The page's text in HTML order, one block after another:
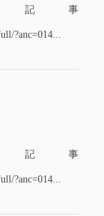
事
?anc=014...
事
?anc=014...